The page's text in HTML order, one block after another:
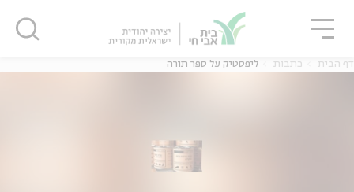
דף הבית כתבות ליפסטיק על ספר תורה
סגור